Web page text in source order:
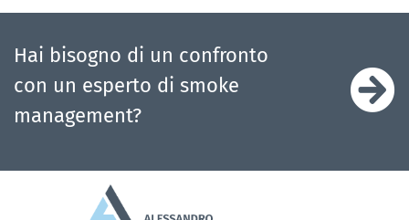
Hai bisogno di un confronto
con un esperto di smoke
management?